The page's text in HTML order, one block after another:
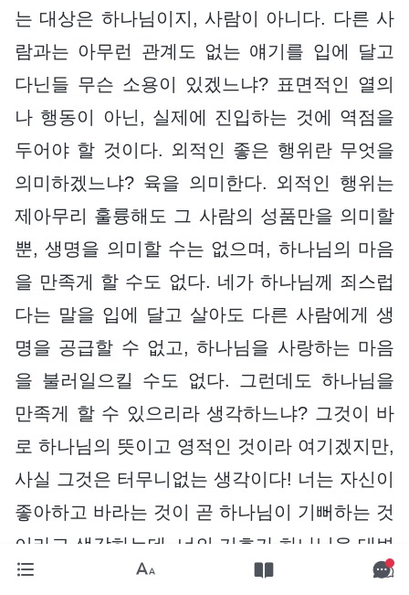
는 대상은 하나님이지, 사람이 아니다. 다른 사
람과는 아무런 관계도 없는 얘기를 입에 달고
다닌들 무슨 소용이 있겠느냐? 표면적인 열의
나 행동이 아닌, 실제에 진입하는 것에 역점을
두어야 할 것이다. 외적인 좋은 행위란 무엇을
의미하겠느냐? 육을 의미한다. 외적인 행위는
제아무리 훌륭해도 그 사람의 성품만을 의미할
뿐, 생명을 의미할 수는 없으며, 하나님의 마음
을 만족게 할 수도 없다. 네가 하나님께 죄스럽
다는 말을 입에 달고 살아도 다른 사람에게 생
명을 공급할 수 없고, 하나님을 사랑하는 마음
을 불러일으킬 수도 없다. 그런데도 하나님을
만족게 할 수 있으리라 생각하느냐? 그것이 바
로 하나님의 뜻이고 영적인 것이라 여기겠지만,
사실 그것은 터무니없는 생각이다! 너는 자신이
좋아하고 바라는 것이 곧 하나님이 기뻐하는 것
이라고 생각하는데, 너의 기호가 하나님을 대변
할 수 있겠느냐? 사람의 성격이 하나님을 대변